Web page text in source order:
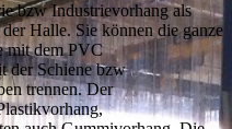
bzw Industrievorhang als
Halle. Sie können die ganze
mit dem PVC
der Schiene bzw
trennen. Der